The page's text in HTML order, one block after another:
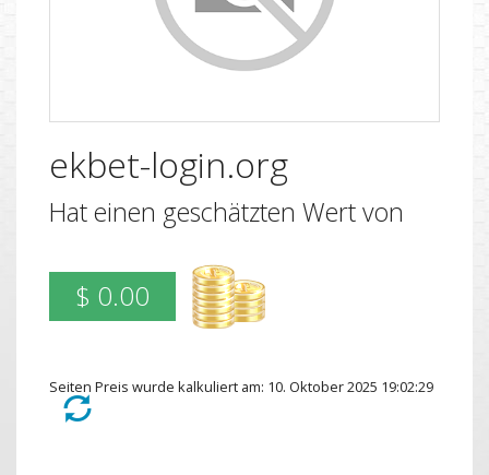
ekbet-login.org
Hat einen geschätzten Wert von
$ 0.00
Seiten Preis wurde kalkuliert am: 10. Oktober 2025 19:02:29